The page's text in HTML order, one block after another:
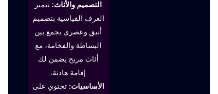
التصميم والأثاث: تتميز
الغرف القياسية بتصميم
أنيق وعصري يجمع بين
البساطة والفخامة، مع
أثاث مريح يضمن لك
إقامة هادئة.
الأساسيات: تحتوي على